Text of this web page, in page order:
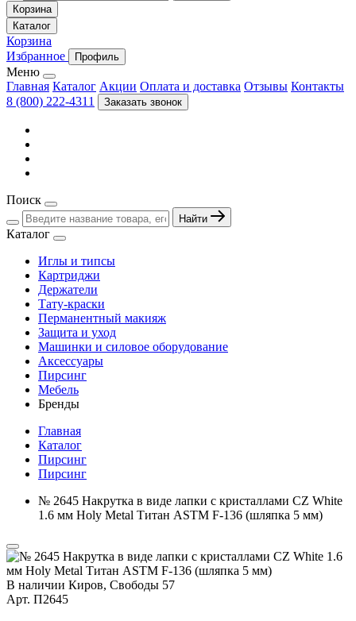
Корзина
Каталог
Корзина
Избранное
Профиль
Меню
Главная Каталог Акции Оплата и доставка Отзывы Контакты
8 (800) 222-4311
Заказать звонок
Поиск
Найти
Каталог
Иглы и типсы
Картриджи
Держатели
Тату-краски
Перманентный макияж
Защита и уход
Машинки и силовое оборудование
Аксессуары
Пирсинг
Мебель
Бренды
Главная
Каталог
Пирсинг
Пирсинг
№ 2645 Накрутка в виде лапки с кристаллами CZ White
1.6 мм Holy Metal Титан ASTM F-136 (шляпка 5 мм)
В наличии Киров, Свободы 57
Арт. П2645